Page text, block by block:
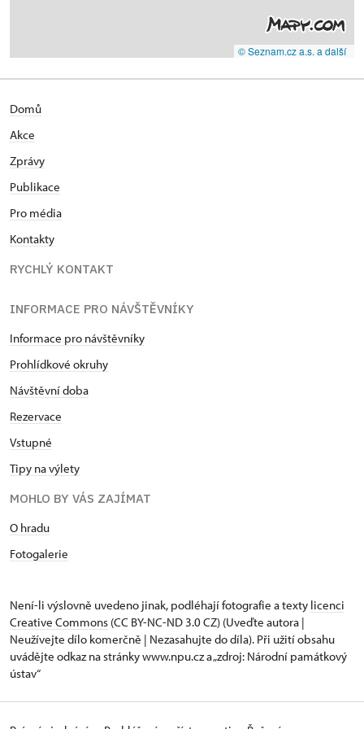
© Seznam.cz a.s. a další
Domů
Akce
Zprávy
Publikace
Pro média
Kontakty
RYCHLÝ KONTAKT
INFORMACE PRO NÁVŠTĚVNÍKY
Informace pro návštěvníky
Prohlídkové okruhy
Návštěvní doba
Rezervace
Vstupné
Tipy na výlety
MOHLO BY VÁS ZAJÍMAT
O hradu
Fotogalerie
Není-li výslovně uvedeno jinak, podléhají fotografie a texty licenci
Creative Commons (CC BY-NC-ND 3.0 CZ) (Uveďte autora |
Neužívejte dílo komerčně | Nezasahujte do díla). Při užití obsahu
uvádějte odkaz na stránky www.npu.cz a „zdroj: Národní památkový
ústav“